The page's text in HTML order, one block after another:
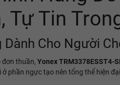
Tự Tin
Cho Người
đơn thuần, Yonex TRM3378ESST4-
phần ngực tạo nên tổng thể hiện